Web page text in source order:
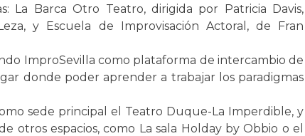
La Barca Otro Teatro, dirigida por Patricia Davis,
y Escuela de Improvisación Actoral, de Fran
ImproSevilla como plataforma de intercambio de
donde poder aprender a trabajar los paradigmas
sede principal el Teatro Duque-La Imperdible, y
otros espacios, como La sala Holday by Obbio o el